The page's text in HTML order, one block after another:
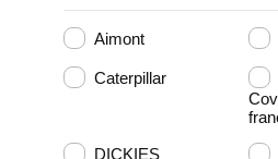
Aimont
Caterpillar
DICKIES